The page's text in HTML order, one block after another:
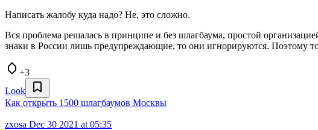
Написать жалобу куда надо? Не, это сложно.
Вся проблема решалась в принципе и без шлагбаума, простой
знаки в России лишь предупреждающие, то они игнорируются. Поэтому
+3
Look
Как открыть 1500 шлагбаумов Москвы
zxosa Dec 30 2021 at 05:35